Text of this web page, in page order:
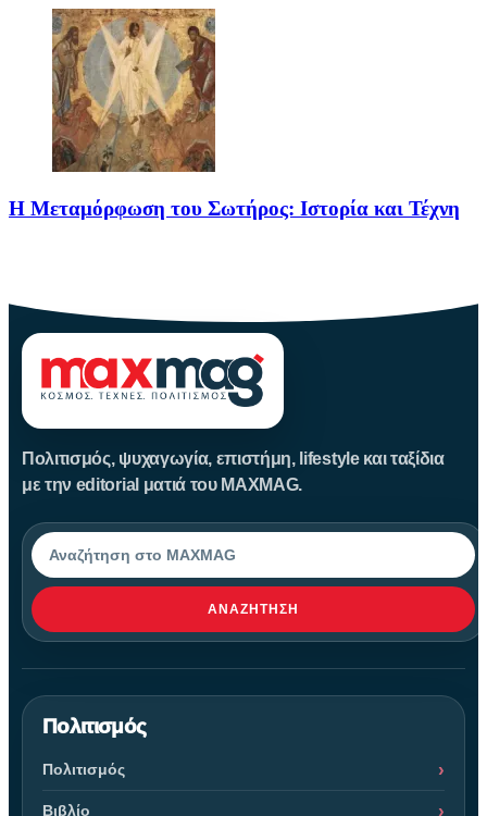
Η Μεταμόρφωση του Σωτήρος: Ιστορία και Τέχνη
Πολιτισμός, ψυχαγωγία, επιστήμη, lifestyle και ταξίδια
με την editorial ματιά του MAXMAG.
Αναζήτηση
ΑΝΑΖΉΤΗΣΗ
Πολιτισμός
Πολιτισμός
Βιβλίο